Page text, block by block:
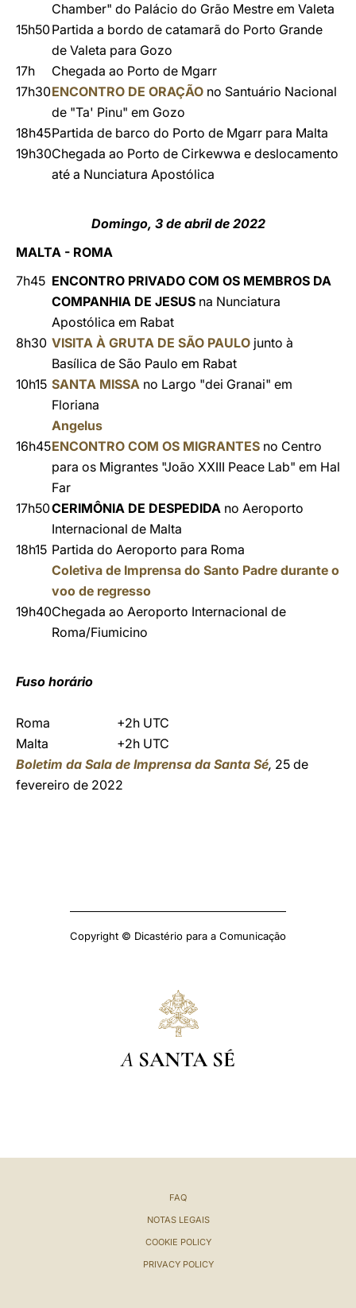
Chamber" do Palácio do Grão Mestre em Valeta
15h50Partida a bordo de catamarã do Porto Grande
de Valeta para Gozo
17h
Chegada ao Porto de Mgarr
17h30ENCONTRO DE ORAÇÃO no Santuário Nacional
de "Ta' Pinu" em Gozo
18h45Partida de barco do Porto de Mgarr para Malta
19h30Chegada ao Porto de Cirkewwa e deslocamento
até a Nunciatura Apostólica
Domingo, 3 de abril de 2022
MALTA - ROMA
7h45 ENCONTRO PRIVADO COM OS MEMBROS DA
COMPANHIA DE JESUS na Nunciatura
Apostólica em Rabat
8h30 VISITA À GRUTA DE SÃO PAULO junto à
Basílica de São Paulo em Rabat
10h15 SANTA MISSA no Largo "dei Granai" em
Floriana
Angelus
16h45ENCONTRO COM OS MIGRANTES no Centro
para os Migrantes "João XXIII Peace Lab" em Hal
Far
17h50CERIMÔNIA DE DESPEDIDA no Aeroporto
Internacional de Malta
18h15 Partida do Aeroporto para Roma
Coletiva de Imprensa do Santo Padre durante o
voo de regresso
19h40Chegada ao Aeroporto Internacional de
Roma/Fiumicino
Fuso horário
Roma
+2h UTC
Malta
+2h UTC
Boletim da Sala de Imprensa da Santa Sé, 25 de
fevereiro de 2022
Copyright © Dicastério para a Comunicação
A SANTA SÉ
FAQ
NOTAS LEGAIS
COOKIE POLICY
PRIVACY POLICY